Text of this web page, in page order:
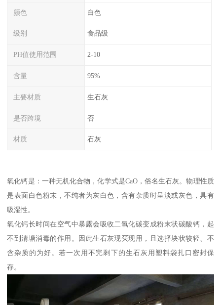
颜色 白色
级别 食品级
PH值使用范围 2-10
含量 95%
主要材质 生石灰
是否跨境 否
材质 石灰
氧化钙是：一种无机化合物，化学式是CaO，俗名生石灰。物理性质
是表面白色粉末，不纯者为灰白色，含有杂质时呈淡或灰色，具有
吸湿性。
氧化钙长时间在空气中暴露会吸收二氧化碳变成粉末状碳酸钙，起
不到清塘消毒的作用。因此生石灰现买现用，且选择块状较轻、不
含杂质的为好。若一次用不完剩下的生石灰用塑料袋扎口密封保
存。